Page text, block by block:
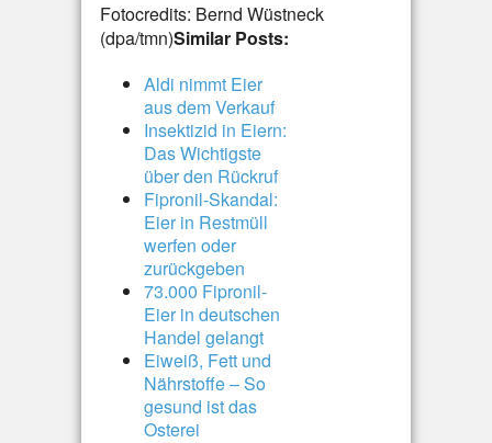
Fotocredits: Bernd Wüstneck
(dpa/tmn)Similar Posts:
Aldi nimmt Eier
aus dem Verkauf
Insektizid in Eiern:
Das Wichtigste
über den Rückruf
Fipronil-Skandal:
Eier in Restmüll
werfen oder
zurückgeben
73.000 Fipronil-
Eier in deutschen
Handel gelangt
Eiweiß, Fett und
Nährstoffe – So
gesund ist das
Osterei